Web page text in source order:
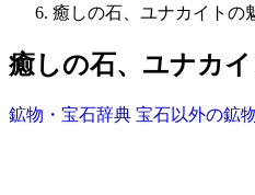
癒しの石、ユナカイトの
癒しの石、ユナカ
鉱物・宝石辞典 宝石以外の鉱